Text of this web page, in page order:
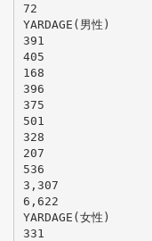
72
YARDAGE(男性)
391
405
168
396
375
501
328
207
536
3,307
6,622
YARDAGE(女性)
331